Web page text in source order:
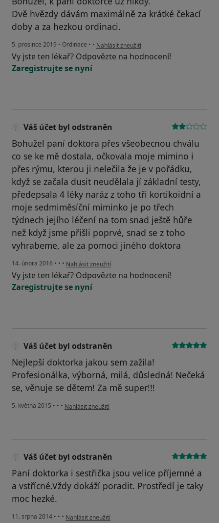
Dvě hvězdy dávám maximálně za krátké čekací
doby a za hezkou ordinaci.
5. prosince 2019 • Ordinace • • podle názoru uživatele Pacient
Nahlásit zneužití
Vy jste ten lékař? Odpovězte na hodnocení!
Zaregistrujte se nyní
Váš účet byl odstraněn
Bohužel paní doktora přes všeobecnou chválu
co se ke mě dostala, očkovala moje mimino i
přes rýmu, kterou ji nelečila že je v pořádku,
když se začala dusit neudělala jí základní testy,
předepsala 4 léky naráz z toho tři kortikoidní a
moje sedmiměsíční miminko je po třech
týdnech jejího léčení na tom snad ještě hůře
než když jsme přišli poprvé, snad se z toho
vyhrabeme, ale za pomoci jiného doktora
14. února 2016 • • • podle názoru uživatele Váš účet byl odstraněn
Nahlásit zneužití
Vy jste ten lékař? Odpovězte na hodnocení!
Zaregistrujte se nyní
Váš účet byl odstraněn
Nejlepší doktorka jakou sem zažila!
Profesionálka, výborná, milá, důsledná! Nečeká
se, věnuje se dětem! Za mě super!!!
5. května 2015 • • • podle názoru uživatele Váš účet byl odstraněn
Nahlásit zneužití
Váš účet byl odstraněn
Paní doktorka i sestřička jsou velice příjemné a
a vstřícné.Vždy dokáží poradit. Prostředí je taky
moc hezké.
11. srpna 2014 • • • podle názoru uživatele Váš účet byl odstraněn
Nahlásit zneužití